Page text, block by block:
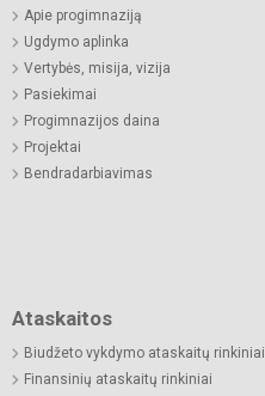
Apie progimnaziją
Ugdymo aplinka
Vertybės, misija, vizija
Pasiekimai
Progimnazijos daina
Projektai
Bendradarbiavimas
Ataskaitos
Biudžeto vykdymo ataskaitų rinkiniai
Finansinių ataskaitų rinkiniai